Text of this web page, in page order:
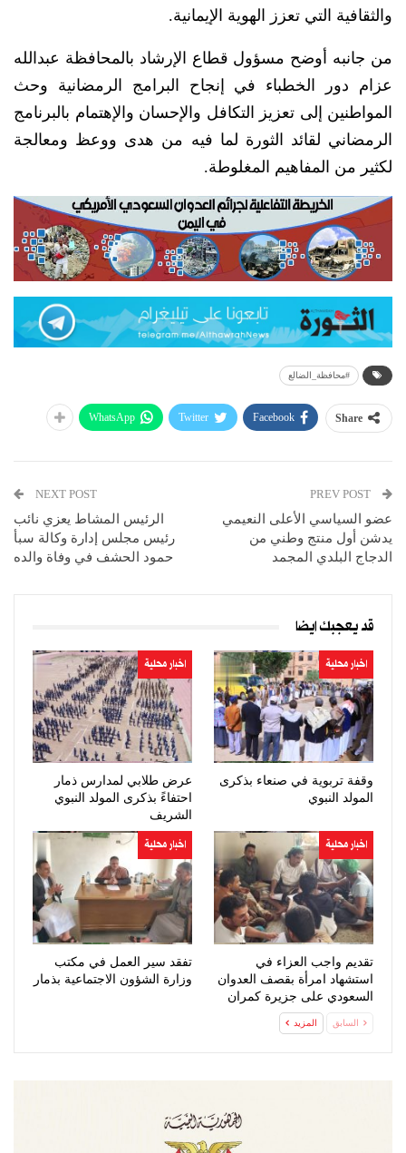
والثقافية التي تعزز الهوية الإيمانية.
من جانبه أوضح مسؤول قطاع الإرشاد بالمحافظة عبدالله
عزام دور الخطباء في إنجاح البرامج الرمضانية وحث
المواطنين إلى تعزيز التكافل والإحسان والإهتمام بالبرنامج
الرمضاني لقائد الثورة لما فيه من هدى ووعظ ومعالجة
لكثير من المفاهيم المغلوطة.
#محافظة_الضالع
Share
Facebook
Twitter
WhatsApp
عضو السياسي الأعلى النعيمي
يدشن أول منتج وطني من
الدجاج البلدي المجمد
NEXT POST
الرئيس المشاط يعزي نائب
رئيس مجلس إدارة وكالة سبأ
حمود الحشف في وفاة والده
قد يعجبك ايضا
اخبار محلية
وقفة تربوية في صنعاء بذكرى
المولد النبوي
اخبار محلية
عرض طلابي لمدارس ذمار
احتفاءً بذكرى المولد النبوي
الشريف
اخبار محلية
تقديم واجب العزاء في
استشهاد امرأة بقصف العدوان
السعودي على جزيرة كمران
اخبار محلية
تفقد سير العمل في مكتب
وزارة الشؤون الاجتماعية بذمار
السابق المزيد